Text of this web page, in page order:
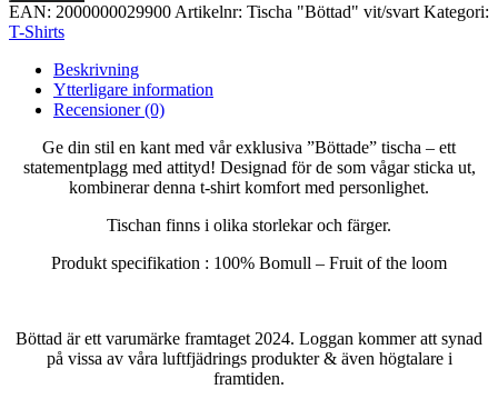
EAN: 2000000029900 Artikelnr: Tischa "Böttad" vit/svart Kategori:
T-Shirts
Beskrivning
Ytterligare information
Recensioner (0)
Ge din stil en kant med vår exklusiva ”Böttade” tischa – ett
statementplagg med attityd! Designad för de som vågar sticka ut,
kombinerar denna t-shirt komfort med personlighet.
Tischan finns i olika storlekar och färger.
Produkt specifikation : 100% Bomull – Fruit of the loom
Böttad är ett varumärke framtaget 2024. Loggan kommer att synad
på vissa av våra luftfjädrings produkter & även högtalare i
framtiden.